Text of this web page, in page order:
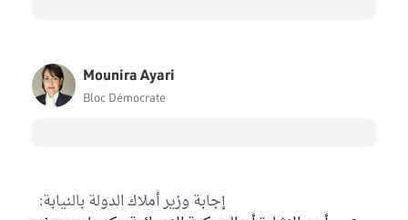
Mounira Ayari
Bloc Démocrate
إجابة وزير أملاك الدولة بالنيابة: